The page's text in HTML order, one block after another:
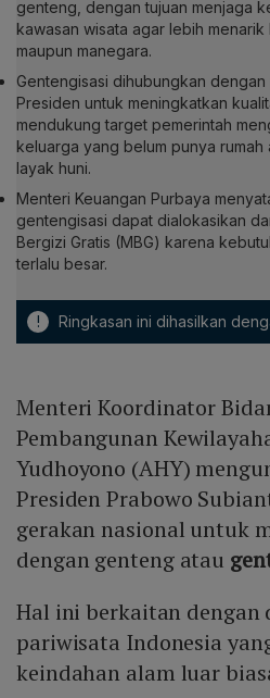
genteng, dengan tujuan menjaga
kawasan wisata agar lebih
maupun manegara.
Gentengisasi dihubungkan dengan
Presiden untuk meningkatkan
mendukung target pemerintah
keluarga yang belum punya rumah
layak huni.
Menteri Keuangan Purbaya
gentengisasi dapat dialokasikan
Bergizi Gratis (MBG) karena
terlalu besar.
! Ringkasan ini dihasilkan
Menteri Koordinator
Pembangunan
Yudhoyono (AHY)
Presiden Prabowo
gerakan nasional untuk
dengan genteng atau
Hal ini berkaitan dengan
pariwisata Indonesia
keindahan alam luar